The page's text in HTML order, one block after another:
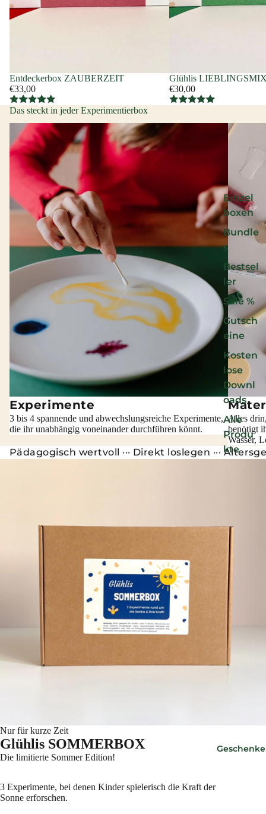
Einzel
boxen
Bundle
s
Bestsel
ler
Sale %
Gutsch
eine
Kosten
lose
Downl
oads
Alle
Produ
kte
Geschenke
Entdeckerbox ZAUBERZEIT
€33,00
Glühlis
€30,00
Das steckt in jeder Experimentierbox
Experimente
3 bis 4 spannende und abwechslungsreiche Experimente,
die ihr unabhängig voneinander durchführen könnt.
Alles
benötigt
Wasser,
Pädagogisch wertvoll ··· Direkt loslegen ···
Nur für kurze Zeit
Glühlis SOMMERBOX
Die limitierte Sommer Edition!
3 Experimente, bei denen Kinder spielerisch die Kraft der
Sonne erforschen.